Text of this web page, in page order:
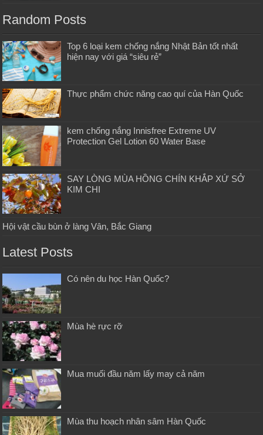
Random Posts
Top 6 loại kem chống nắng Nhật Bản tốt nhất
hiện nay với giá “siêu rẻ”
Thực phẩm chức năng cao quí của Hàn Quốc
kem chống nắng Innisfree Extreme UV
Protection Gel Lotion 60 Water Base
SAY LÒNG MÙA HỒNG CHÍN KHẮP XỨ SỞ
KIM CHI
Hội vật cầu bùn ở làng Vân, Bắc Giang
Latest Posts
Có nên du học Hàn Quốc?
Mùa hè rực rỡ
Mua muối đầu năm lấy may cả năm
Mùa thu hoạch nhân sâm Hàn Quốc